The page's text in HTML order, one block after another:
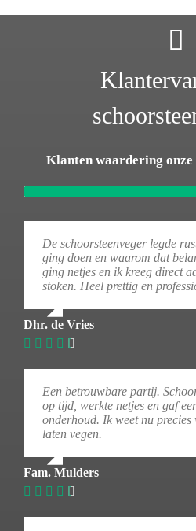
Klanten waardering onze
De schoorsteenveger legde
ging doen en waarom dat
ging netjes en ik kreeg direct
stoken. Heel prettig en
Dhr. de Vries
Een betrouwbare partij.
op tijd, werkte netjes en gaf
onderhoud. Ik weet nu
laten vegen.
Fam. Mulders